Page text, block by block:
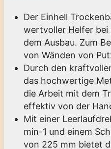
Der Einhell
wertvoller Helfer bei
dem Ausbau. Zum
von Wänden von
Durch den
das hochwertige
die Arbeit mit dem
effektiv von der
Mit einer
min-1 und einem
von 225 mm bietet